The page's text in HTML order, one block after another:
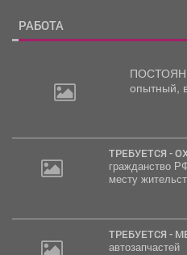
РАБОТА
опытный,
ТРЕБУЕТСЯ -
гражданство РФ; наличие
ТРЕБУЕТСЯ -
автозапчастей